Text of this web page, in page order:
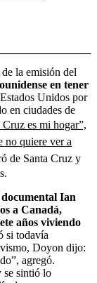
la emisión del
en tener
Unidos por
en ciudades de
es mi hogar”,
no quiere ver a
de Santa Cruz y
Ian
a Canadá,
años viviendo
si todavía
Doyon dijo:
agregó.
se sintió lo